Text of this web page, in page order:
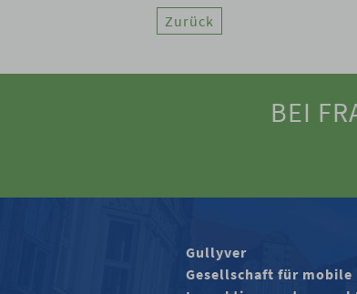
Zurück
BEI
Gullyver
Gesellschaft für mobile